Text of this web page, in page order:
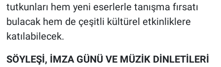
tutkunları hem yeni eserlerle tanışma fırsatı
bulacak hem de çeşitli kültürel etkinliklere
katılabilecek.
SÖYLEŞİ, İMZA GÜNÜ VE MÜZİK DİNLETİLERİ